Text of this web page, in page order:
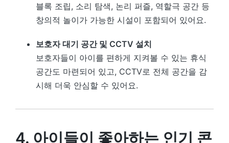
블록 조립, 소리 탐색, 논리 퍼즐, 역할극 공간 등
창의적 놀이가 가능한 시설이 포함되어 있어요.
보호자 대기 공간 및 CCTV 설치
보호자들이 아이를 편하게 지켜볼 수 있는 휴식
공간도 마련되어 있고, CCTV로 전체 공간을 감
시해 더욱 안심할 수 있어요.
4. 아이들이 좋아하는 인기 콘